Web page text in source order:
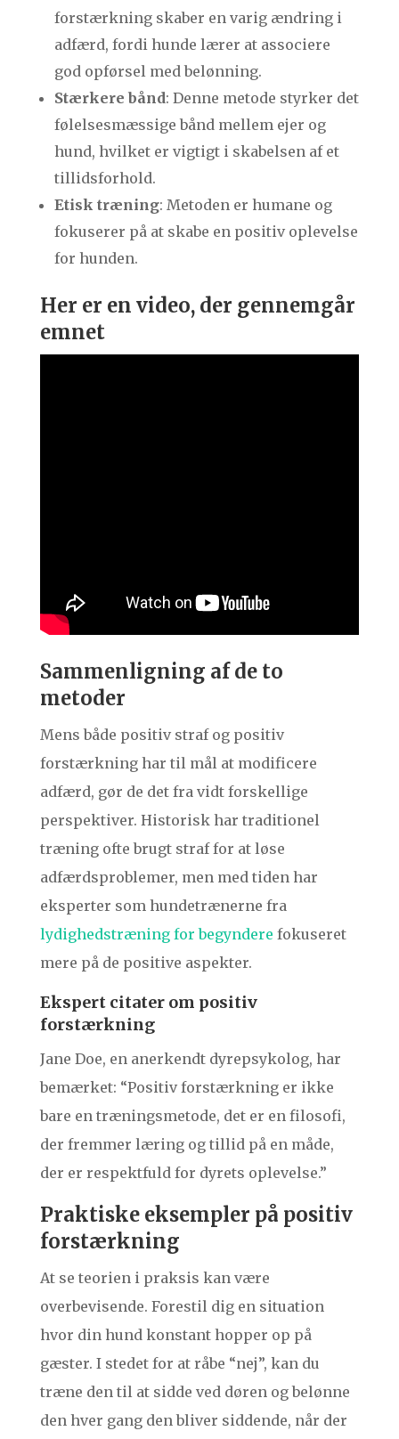
forstærkning skaber en varig ændring i
adfærd, fordi hunde lærer at associere
god opførsel med belønning.
Stærkere bånd: Denne metode styrker det
følelsesmæssige bånd mellem ejer og
hund, hvilket er vigtigt i skabelsen af et
tillidsforhold.
Etisk træning: Metoden er humane og
fokuserer på at skabe en positiv oplevelse
for hunden.
Her er en video, der gennemgår
emnet
Sammenligning af de to
metoder
Mens både positiv straf og positiv
forstærkning har til mål at modificere
adfærd, gør de det fra vidt forskellige
perspektiver. Historisk har traditionel
træning ofte brugt straf for at løse
adfærdsproblemer, men med tiden har
eksperter som hundetrænerne fra
lydighedstræning for begyndere fokuseret
mere på de positive aspekter.
Ekspert citater om positiv
forstærkning
Jane Doe, en anerkendt dyrepsykolog, har
bemærket: “Positiv forstærkning er ikke
bare en træningsmetode, det er en filosofi,
der fremmer læring og tillid på en måde,
der er respektfuld for dyrets oplevelse.”
Praktiske eksempler på positiv
forstærkning
At se teorien i praksis kan være
overbevisende. Forestil dig en situation
hvor din hund konstant hopper op på
gæster. I stedet for at råbe “nej”, kan du
træne den til at sidde ved døren og belønne
den hver gang den bliver siddende, når der